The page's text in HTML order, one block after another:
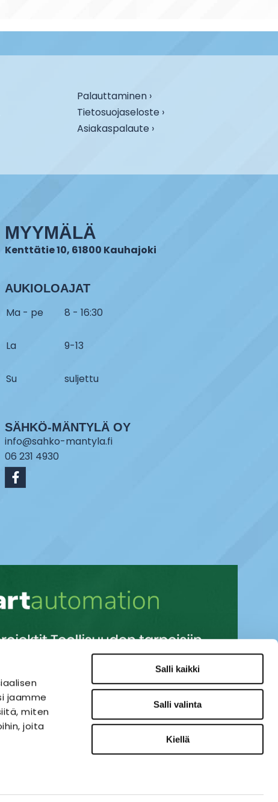
jaamme
miten
joita
Salli kaikki
Salli valinta
Kiellä
Palauttaminen ›
Tietosuojaseloste ›
Asiakaspalaute ›
MYYMÄLÄ
Kenttätie 10, 61800 Kauhajoki
AUKIOLOAJAT
Ma - pe 8 - 16:30
La 9-13
Su suljettu
SÄHKÖ-MÄNTYLÄ OY
info@sahko-mantyla.fi
06 231 4930
VERKKOKAUPPA